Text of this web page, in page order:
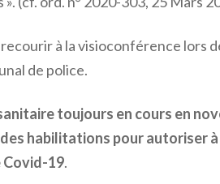
recourir à la visioconférence
de police.
toujours en cours en
des habilitations pour autoriser
Covid-19.